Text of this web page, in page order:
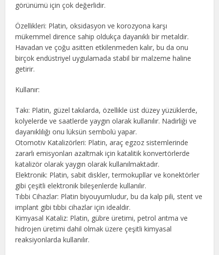
görünümü için çok değerlidir.
Özellikleri: Platin, oksidasyon ve korozyona karşı
mükemmel dirence sahip oldukça dayanıklı bir metaldir.
Havadan ve çoğu asitten etkilenmeden kalır, bu da onu
birçok endüstriyel uygulamada stabil bir malzeme haline
getirir.
Kullanır:
Takı: Platin, güzel takılarda, özellikle üst düzey yüzüklerde,
kolyelerde ve saatlerde yaygın olarak kullanılır. Nadirliği ve
dayanıklılığı onu lüksün sembolü yapar.
Otomotiv Katalizörleri: Platin, araç egzoz sistemlerinde
zararlı emisyonları azaltmak için katalitik konvertörlerde
katalizör olarak yaygın olarak kullanılmaktadır.
Elektronik: Platin, sabit diskler, termokupllar ve konektörler
gibi çeşitli elektronik bileşenlerde kullanılır.
Tıbbi Cihazlar: Platin biyouyumludur, bu da kalp pili, stent ve
implant gibi tıbbi cihazlar için idealdir.
Kimyasal Kataliz: Platin, gübre üretimi, petrol arıtma ve
hidrojen üretimi dahil olmak üzere çeşitli kimyasal
reaksiyonlarda kullanılır.